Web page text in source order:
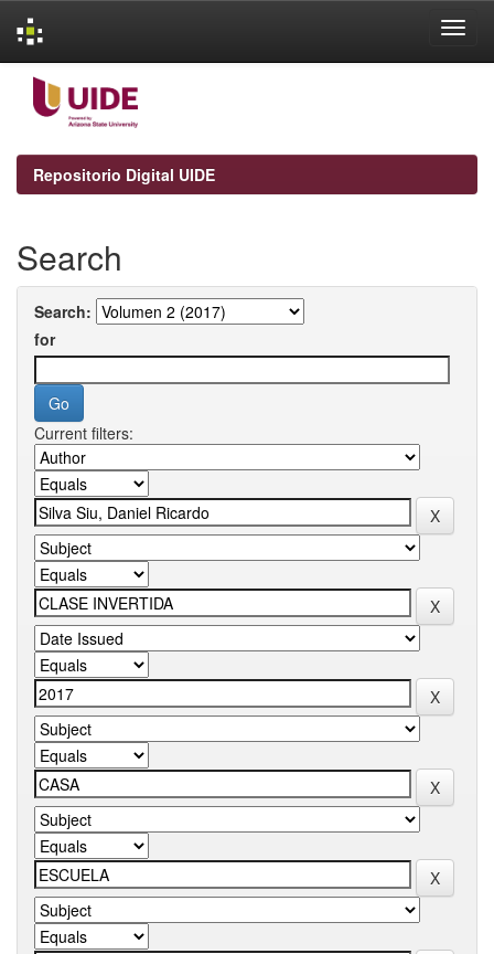
navigation
Repositorio Digital UIDE
Search
Search:
for
Current filters: